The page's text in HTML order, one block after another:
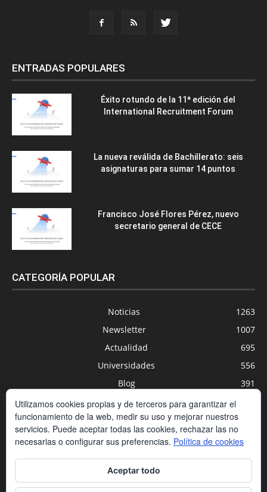
ENTRADAS POPULARES
Éxito rotundo de la 11ª edición del
International Recruitment Forum
La nueva reválida de Bachillerato: seis
asignaturas para sumar 14 puntos
Francisco José Flores Pérez, nuevo
secretario general de CECE
CATEGORÍA POPULAR
Noticias
1263
Newsletter
1007
Actualidad
695
Universidades
556
Blog
391
Agenda
Nuevas Tecnologías
Estudios
Utilizamos cookies propias y de terceros para garantizar el
funcionamiento de la web, medir su uso y mejorar nuestros
servicios. Puede aceptar todas las cookies, rechazar las no
necesarias o configurar sus preferencias. Política de cookies
Aceptar todo